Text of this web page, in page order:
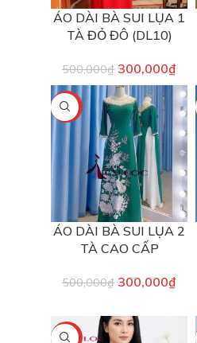
ÁO DÀI BÀ SUI LỤA 1
TÀ ĐỎ ĐÔ (DL10)
500,000₫ 300,000₫
-40%
ÁO DÀI BÀ SUI LỤA 2
TÀ CAO CẤP
500,000₫ 300,000₫
-40%